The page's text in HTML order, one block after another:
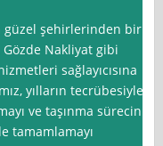
güzel şehirlerinden biri
Gözde Nakliyat gibi
sağlayıcısına
yılların tecrübesiyle
ve taşınma sürecini
tamamlamayı